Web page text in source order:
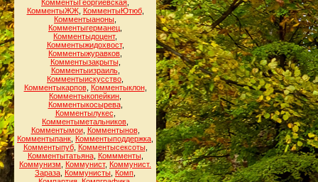
КомментыГеоргиевская
КомментыЖЖ, КомментыЮтюб,
Комментыаноны
Комментыгерманец
Комментыдоцент,
Комментыжидохвост,
Комментыжуравков
Комментызакрыты,
Комментыизраиль,
Комментыискусство
Комментыкарпов, Комментыклон,
Комментыкопейкин
Комментыкосырева,
Комментылукес
Комментыметальников
Комментымои, Комментынов,
Комментыпанк Комментыподдержка
Комментыпуб, Комментысексоты,
Комментытатьяна, Коммменты,
Коммунизм
Коммунист, Коммунист.
Зараза Коммунисты Комп